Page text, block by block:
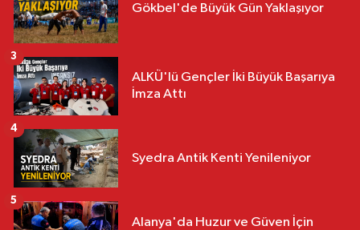
Gökbel'de Büyük Gün Yaklaşıyor
ALKÜ'lü Gençler İki Büyük Başarıya
İmza Attı
3
Syedra Antik Kenti Yenileniyor
4
Alanya'da Huzur ve Güven İçin
5